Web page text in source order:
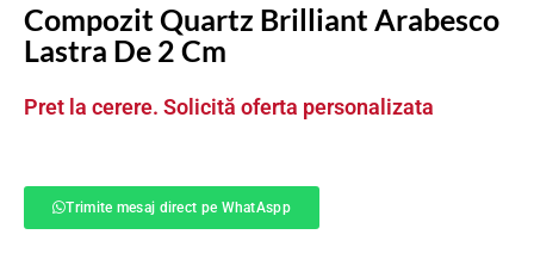
Compozit Quartz Brilliant Arabesco
Lastra De 2 Cm
Pret la cerere. Solicită oferta personalizata
Trimite mesaj direct pe WhatAspp